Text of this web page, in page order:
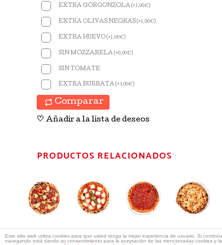
EXTRA GORGONZOLA(+1,00€ )
EXTRA OLIVAS NEGRAS(+1,00€ )
EXTRA HUEVO(+1,00€ )
SIN MOZZARELA(+0,00€ )
SIN TOMATE
EXTRA BURRATA(+3,00€ )
Comparar
♡ Añadir a la lista de deseos
PRODUCTOS RELACIONADOS
Pizza
Vegetariana
Pizzas
11,40€
Pizza
Margarita
Pizzas
9,66€
Pizza
Rossa
Pizzas
8,40€
Este sitio web utiliza cookies para que usted tenga la mejor experiencia de usuario. Si
navegando está dando su consentimiento para la aceptación de las mencionadas cookies y la